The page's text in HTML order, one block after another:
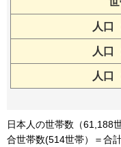
人口
人口
人口
日本人の世帯数（61,188
合世帯数(514世帯）＝合